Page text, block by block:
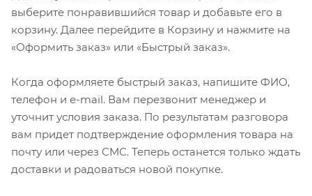
выберите понравившийся товар и добавьте его в
корзину. Далее перейдите в Корзину и нажмите на
«Оформить заказ» или «Быстрый заказ».
Когда оформляете быстрый заказ, напишите ФИО,
телефон и e-mail. Вам перезвонит менеджер и
уточнит условия заказа. По результатам разговора
вам придет подтверждение оформления товара на
почту или через СМС. Теперь останется только ждать
доставки и радоваться новой покупке.